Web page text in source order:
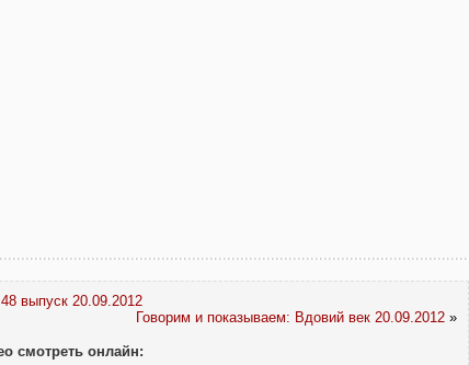
выпуск 20.09.2012
Говорим и показываем: Вдовий век 20.09.2012 »
смотреть онлайн: